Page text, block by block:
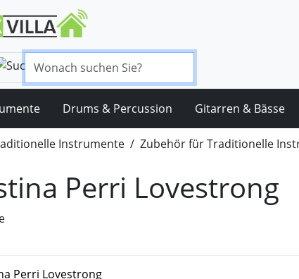
Drums & Percussion Gitarren & Bässe
Instrumente Zubehör für Traditionelle
Perri Lovestrong